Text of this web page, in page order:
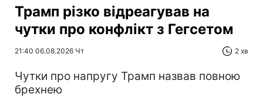
Трамп різко відреагував на
чутки про конфлікт з Гегсетом
21:40 06.08.2026 Чт 2 хв
Чутки про напругу Трамп назвав повною
брехнею